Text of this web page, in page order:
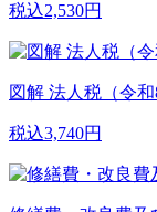
税込2,530円
図解 法人税（令和
税込3,740円